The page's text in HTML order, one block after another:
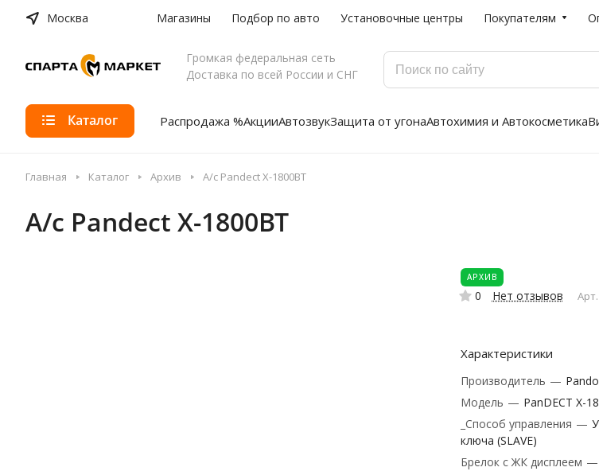
Москва Магазины Подбор по авто Установочные центры Покупателям
Громкая федеральная сеть
Доставка по всей России и СНГ
Каталог Распродажа %АкцииАвтозвукЗащита от угонаАвтохимия и Автокосметика
Главная Каталог Архив А/с Pandect X-1800BT
А/с Pandect X-1800BT
АРХИВ
0 Нет отзывов Арт.
Характеристики
Производитель —
Модель — PanDECT X-
_Способ управления —
ключа (SLAVE)
Брелок с ЖК дисплеем —